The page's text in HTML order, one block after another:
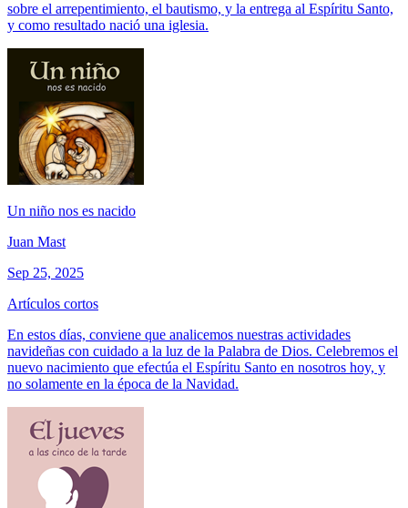
sobre el arrepentimiento, el bautismo, y la entrega al Espíritu Santo,
y como resultado nació una iglesia.
Un niño nos es nacido
Juan Mast
Sep 25, 2025
Artículos cortos
En estos días, conviene que analicemos nuestras actividades
navideñas con cuidado a la luz de la Palabra de Dios. Celebremos el
nuevo nacimiento que efectúa el Espíritu Santo en nosotros hoy, y
no solamente en la época de la Navidad.